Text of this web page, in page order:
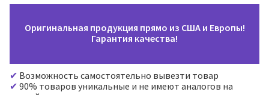
Оригинальная продукция прямо из США и Европы!
Гарантия качества!
Возможность самостоятельно вывезти товар
90% товаров уникальные и не имеют аналогов на